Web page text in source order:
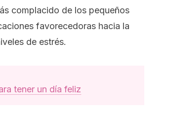
complacido de los pequeños
favorecedoras hacia la
de estrés.
tener un día feliz